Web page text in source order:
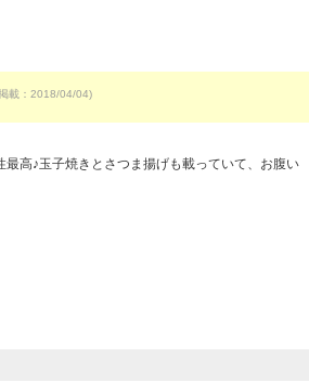
載：2018/04/04)
高♪玉子焼きとさつま揚げも載っていて、お腹い